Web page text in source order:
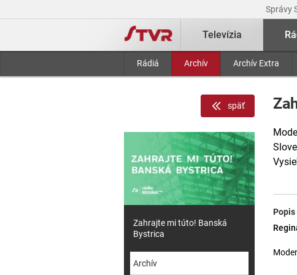
Správy
Televízia
Rádiá Archív Archív Extra
späť
Zahrajte mi túto! Banská
Bystrica
Archív